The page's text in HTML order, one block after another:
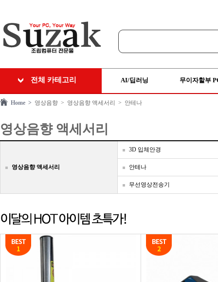
전체 카테고리 AI/딥러닝 무이자할부
Home > 영상음향 > 영상음향 액세서리 > 안테나
영상음향 액세서리
영상음향 액세서리
3D 입체안경
안테나
무선영상전송기